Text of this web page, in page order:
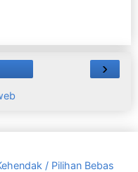
›
/ Pilihan Bebas